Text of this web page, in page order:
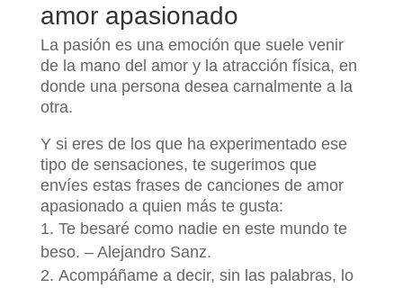
amor apasionado
La pasión es una emoción que suele venir
de la mano del amor y la atracción física, en
donde una persona desea carnalmente a la
otra.
Y si eres de los que ha experimentado ese
tipo de sensaciones, te sugerimos que
envíes estas frases de canciones de amor
apasionado a quien más te gusta:
Te besaré como nadie en este mundo te
beso. – Alejandro Sanz.
Acompáñame a decir, sin las palabras, lo